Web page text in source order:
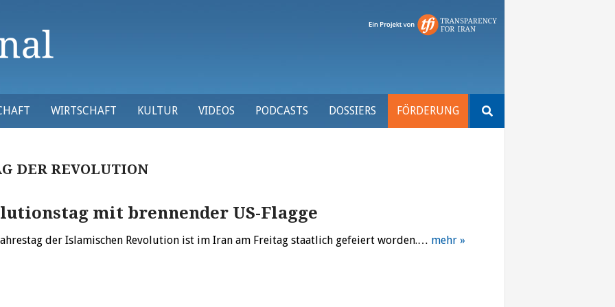
WIRTSCHAFT KULTUR VIDEOS PODCASTS DOSSIERS FÖRDERUNG
nach:
DER REVOLUTION
mit brennender US-Flagge
der Islamischen Revolution ist im Iran am Freitag staatlich gefeiert worden.… mehr »